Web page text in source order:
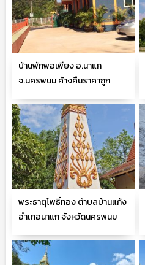
บ้านพักพอเพียง อ.นาแก
จ.นครพนม ค้างคืนราคาถูก
พระธาตุโพธิ์ทอง ตำบลบ้านแก้ง
อำเภอนาแก จังหวัดนครพนม